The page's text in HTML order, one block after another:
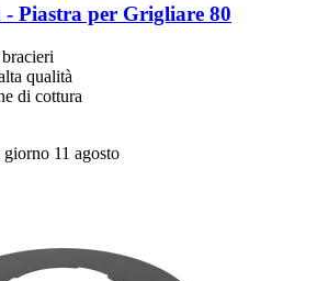
-​ Piastra per Grigliare 80
qualità
di cottura
11 agosto